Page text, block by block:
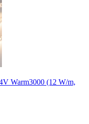
Warm3000 (12 W/m,